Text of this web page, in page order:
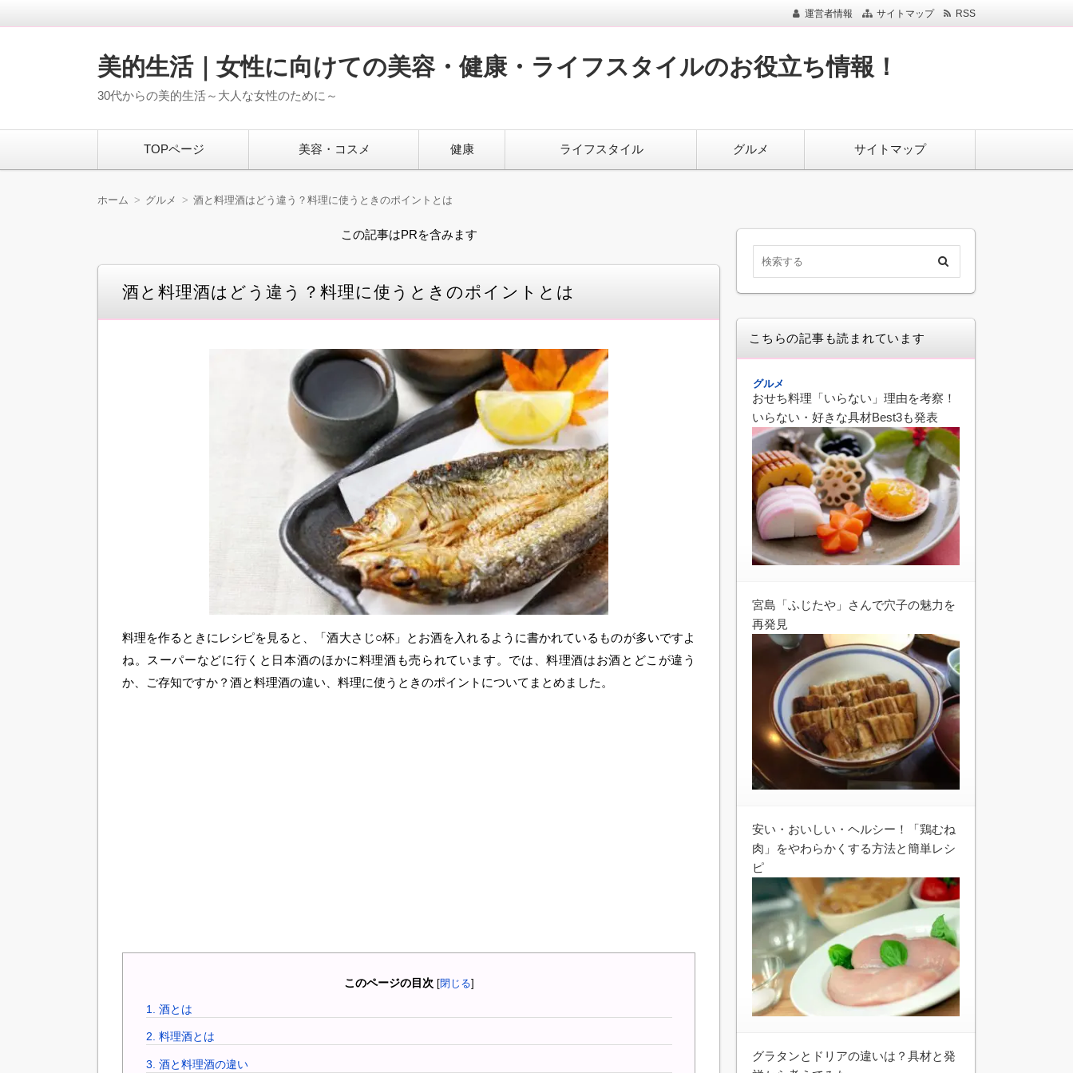
運営者情報 サイトマップ RSS
美的生活｜女性に向けての美容・健康・ライフスタイルのお役立ち情報！
30代からの美的生活～大人な女性のために～
TOPページ 美容・コスメ 健康 ライフスタイル グルメ サイトマップ
ホーム グルメ 酒と料理酒はどう違う？料理に使うときのポイントとは
この記事はPRを含みます
酒と料理酒はどう違う？料理に使うときのポイントとは
料理を作るときにレシピを見ると、「酒大さじ○杯」とお酒を入れるように書かれているものが多いですよ
ね。スーパーなどに行くと日本酒のほかに料理酒も売られています。では、料理酒はお酒とどこが違う
か、ご存知ですか？酒と料理酒の違い、料理に使うときのポイントについてまとめました。
このページの目次 [閉じる]
1. 酒とは
2. 料理酒とは
3. 酒と料理酒の違い
こちらの記事も読まれています
グルメ
おせち料理「いらない」理由を考察！
いらない・好きな具材Best3も発表
宮島「ふじたや」さんで穴子の魅力を
再発見
安い・おいしい・ヘルシー！「鶏むね
肉」をやわらかくする方法と簡単レシ
ピ
グラタンとドリアの違いは？具材と発